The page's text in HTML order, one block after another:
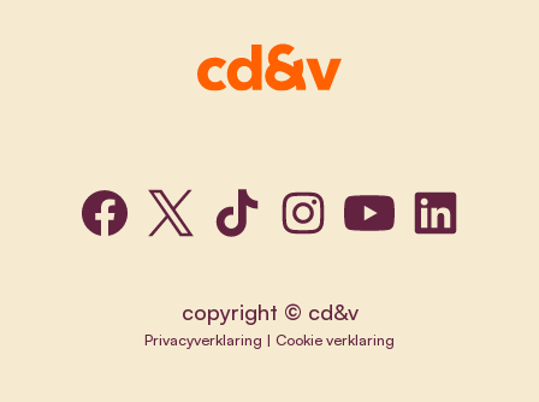
copyright © cd&v
Privacyverklaring | Cookie verklaring